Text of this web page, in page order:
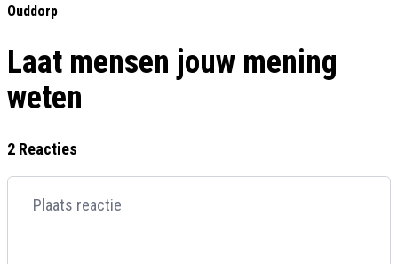
Ouddorp
Laat mensen jouw mening
weten
2 Reacties